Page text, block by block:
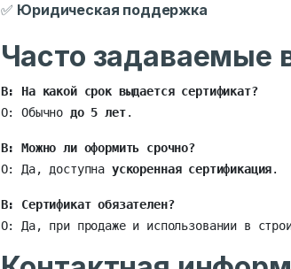
✅ Юридическая поддержка
Часто задаваемые
В: На какой срок выдается сертификат?
О: Обычно до 5 лет.
В: Можно ли оформить срочно?
О: Да, доступна ускоренная сертификация.
В: Сертификат обязателен?
О: Да, при продаже и использовании в